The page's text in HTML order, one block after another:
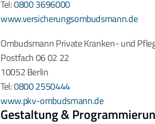
Tel: 0800 3696000
www.versicherungsombudsmann.de
Ombudsmann Private Kranken- und
Postfach 06 02 22
10052 Berlin
Tel: 0800 2550444
www.pkv-ombudsmann.de
Gestaltung &